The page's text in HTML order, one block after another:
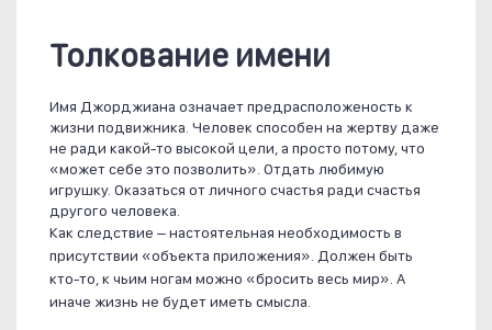
Толкование имени
Имя Джорджиана означает предрасположеность к
жизни подвижника. Человек способен на жертву даже
не ради какой-то высокой цели, а просто потому, что
«может себе это позволить». Отдать любимую
игрушку. Оказаться от личного счастья ради счастья
другого человека.
Как следствие – настоятельная необходимость в
присутствии «объекта приложения». Должен быть
кто-то, к чьим ногам можно «бросить весь мир». А
иначе жизнь не будет иметь смысла.